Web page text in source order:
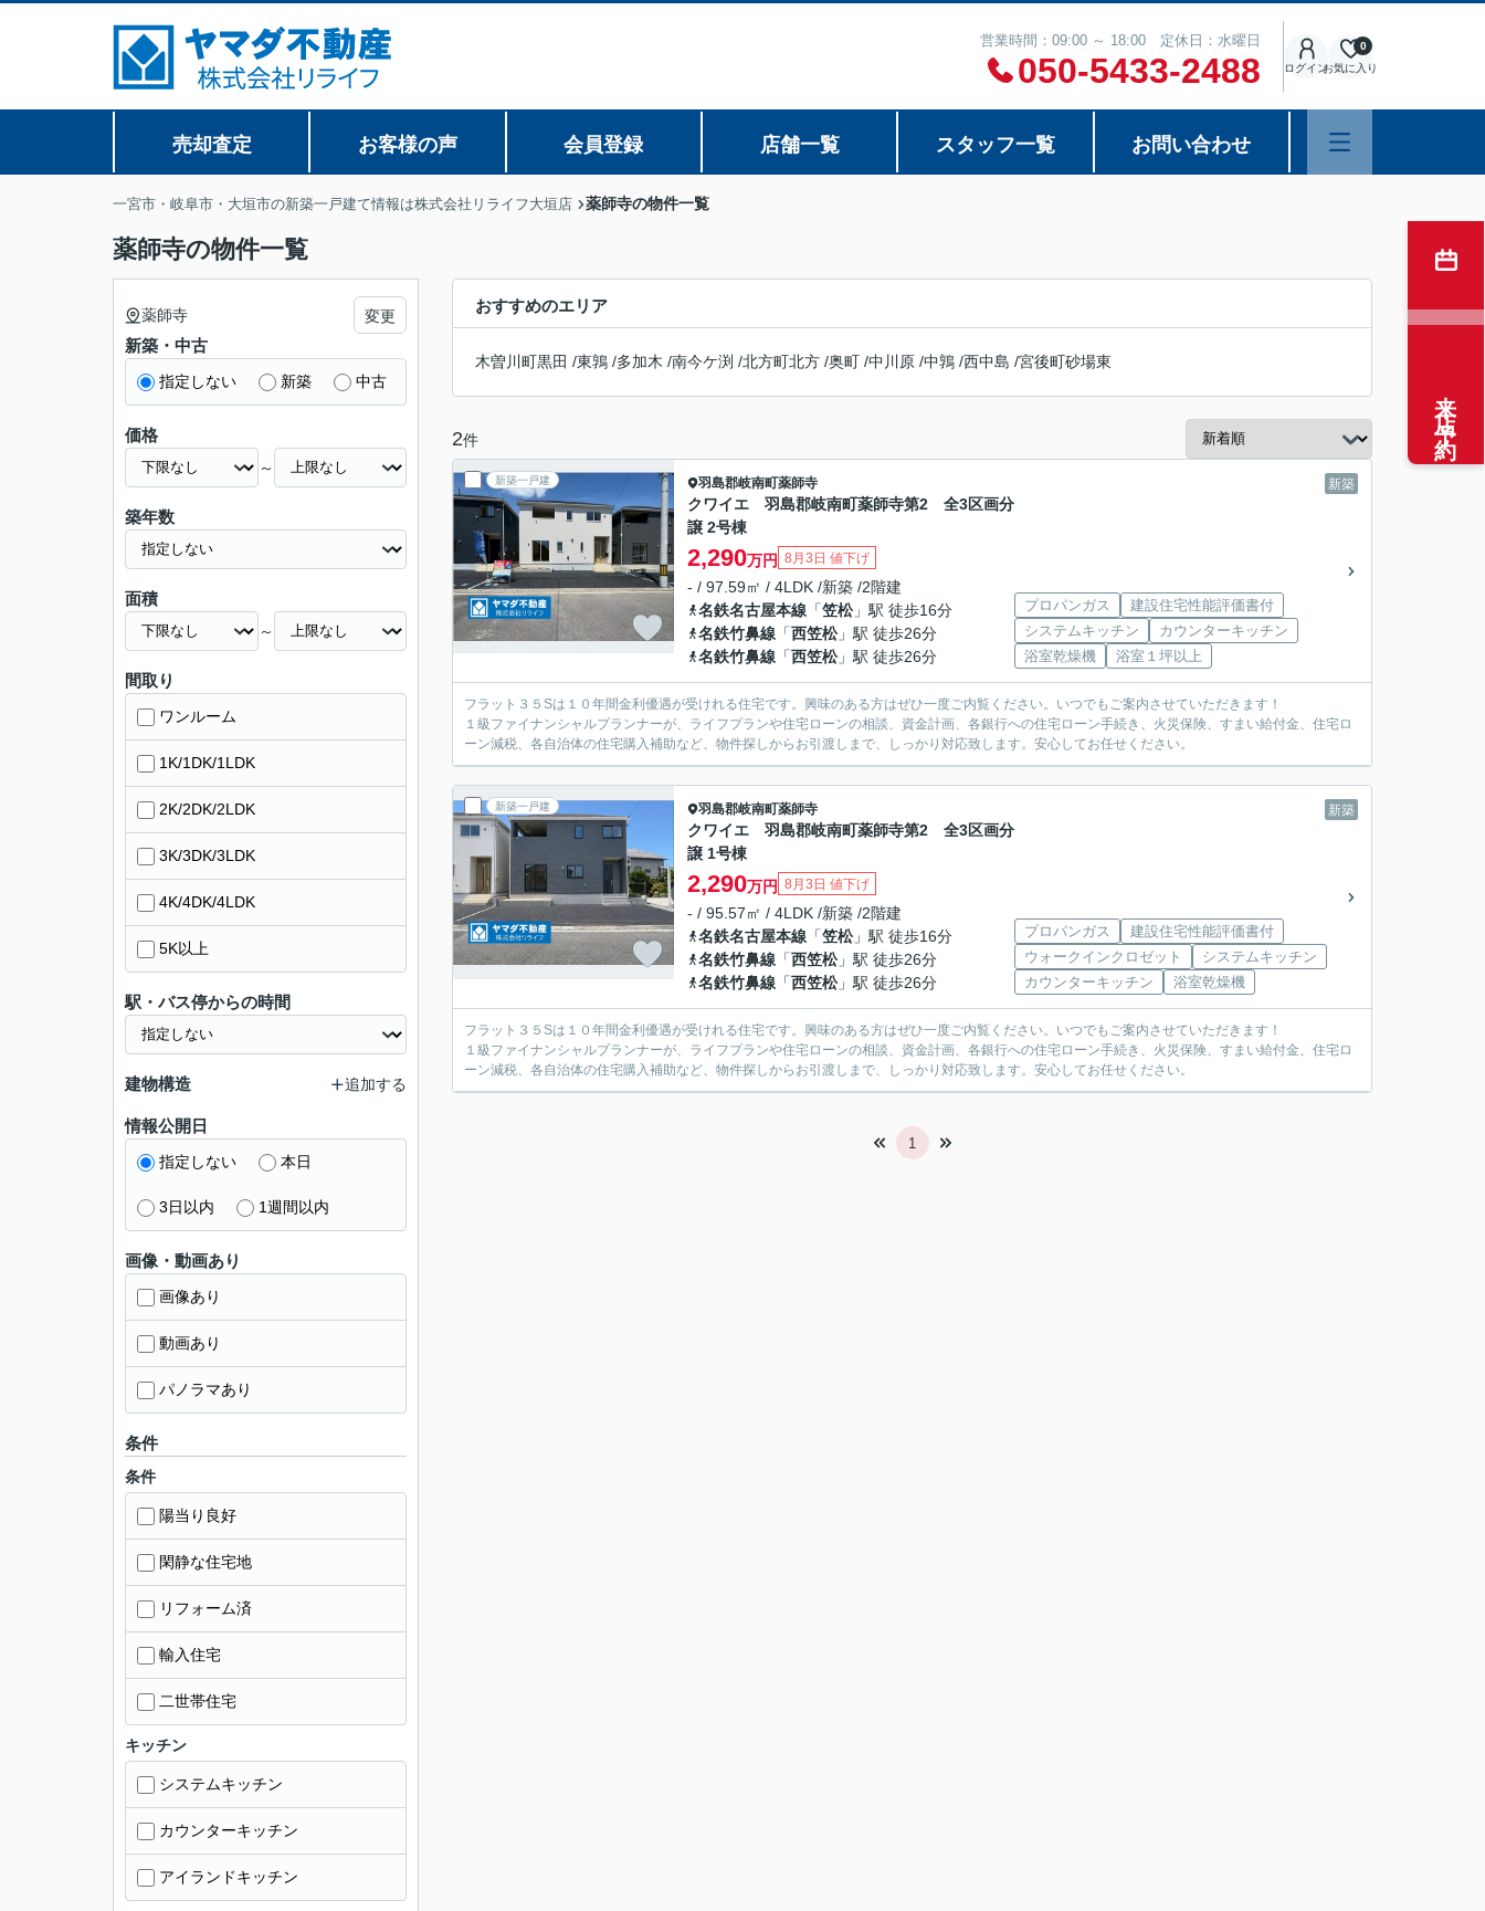
営業時間：09:00 ～ 18:00 定休日：水曜日
050-5433-2488 ログインお気に入り
0
売却査定 お客様の声 会員登録 店舗一覧 スタッフ一覧 お問い合わせ
一宮市・岐阜市・大垣市の新築一戸建て情報は株式会社リライフ大垣店 薬師寺の物件一覧
薬師寺の物件一覧
おすすめのエリア
木曽川町黒田 /東鶉 /多加木 /南今ケ渕 /北方町北方 /奥町 /中川原 /中鶉 /西中島 /宮後町砂場東
2件
新築一戸建 新築
羽島郡岐南町薬師寺
クワイエ 羽島郡岐南町薬師寺第2 全3区画分
譲 2号棟
2,290万円 8月3日 値下げ
- / 97.59㎡ / 4LDK /新築 /2階建
名鉄名古屋本線 「笠松」駅 徒歩16分
名鉄竹鼻線 「西笠松」駅 徒歩26分
名鉄竹鼻線 「西笠松」駅 徒歩26分
プロパンガス
建設住宅性能評価書付
システムキッチン
カウンターキッチン
浴室乾燥機
浴室１坪以上
フラット３５Sは１０年間金利優遇が受けれる住宅です。興味のある方はぜひ一度ご内覧ください。いつでもご案内させていただきます！
１級ファイナンシャルプランナーが、ライフプランや住宅ローンの相談、資金計画、各銀行への住宅ローン手続き、火災保険、すまい給付金、住宅ロ
ーン減税、各自治体の住宅購入補助など、物件探しからお引渡しまで、しっかり対応致します。安心してお任せください。
新築一戸建 新築
羽島郡岐南町薬師寺
クワイエ 羽島郡岐南町薬師寺第2 全3区画分
譲 1号棟
2,290万円 8月3日 値下げ
- / 95.57㎡ / 4LDK /新築 /2階建
名鉄名古屋本線 「笠松」駅 徒歩16分
名鉄竹鼻線 「西笠松」駅 徒歩26分
名鉄竹鼻線 「西笠松」駅 徒歩26分
プロパンガス
建設住宅性能評価書付
ウォークインクロゼット
システムキッチン
カウンターキッチン
浴室乾燥機
フラット３５Sは１０年間金利優遇が受けれる住宅です。興味のある方はぜひ一度ご内覧ください。いつでもご案内させていただきます！
１級ファイナンシャルプランナーが、ライフプランや住宅ローンの相談、資金計画、各銀行への住宅ローン手続き、火災保険、すまい給付金、住宅ロ
ーン減税、各自治体の住宅購入補助など、物件探しからお引渡しまで、しっかり対応致します。安心してお任せください。
1
薬師寺 変更
新築・中古
指定しない 新築 中古
価格
～
築年数
面積
～
間取り
ワンルーム
1K/1DK/1LDK
2K/2DK/2LDK
3K/3DK/3LDK
4K/4DK/4LDK
5K以上
駅・バス停からの時間
建物構造 追加する
情報公開日
指定しない 本日
3日以内 1週間以内
画像・動画あり
画像あり
動画あり
パノラマあり
条件
条件
陽当り良好
閑静な住宅地
リフォーム済
輸入住宅
二世帯住宅
キッチン
システムキッチン
カウンターキッチン
アイランドキッチン
来店予約